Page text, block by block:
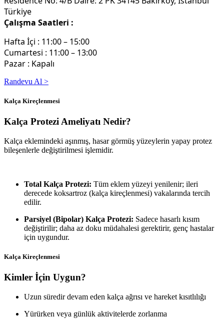
Türkiye
Çalışma Saatleri :
Hafta İçi : 11:00 – 15:00
Cumartesi : 11:00 – 13:00
Pazar : Kapalı
Randevu Al >
Kalça Kireçlenmesi
Kalça Protezi Ameliyatı Nedir?
Kalça eklemindeki aşınmış, hasar görmüş yüzeylerin yapay protez
bileşenlerle değiştirilmesi işlemidir.
Total Kalça Protezi: Tüm eklem yüzeyi yenilenir; ileri
derecede koksartroz (kalça kireçlenmesi) vakalarında tercih
edilir.
Parsiyel (Bipolar) Kalça Protezi: Sadece hasarlı kısım
değiştirilir; daha az doku müdahalesi gerektirir, genç hastalar
için uygundur.
Kalça Kireçlenmesi
Kimler İçin Uygun?
Uzun süredir devam eden kalça ağrısı ve hareket kısıtlılığı
Yürürken veya günlük aktivitelerde zorlanma